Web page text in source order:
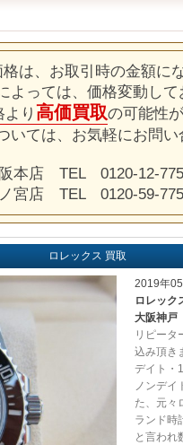
は、お取引時の金額に
よっては、価格変動して
り 高価買取の可能性
いては、お気軽にお問い
本店 TEL 0120-12-
宮店 TEL 0120-59-
ロレックス 買取
2019年
ロレック
大阪神
リピータ
込み頂き
デイト・
ノンデイ
た、元々
ランド時
と言われ